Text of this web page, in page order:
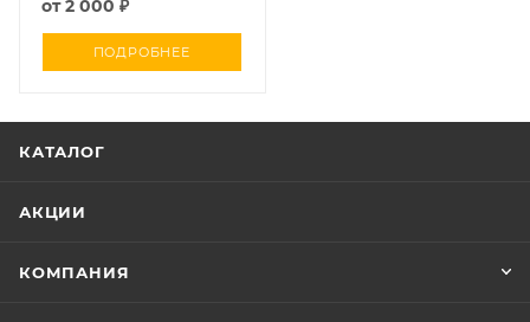
от2 000 ₽
ПОДРОБНЕЕ
КАТАЛОГ
АКЦИИ
КОМПАНИЯ